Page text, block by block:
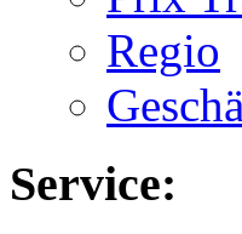
Regio
Service: